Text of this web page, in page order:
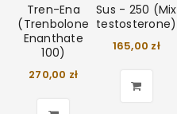
Tren-Ena
(Trenbolone
Enanthate
100)
270,00 zł
Sus - 250 (Mix
testosterone)
165,00 zł